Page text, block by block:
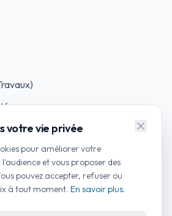
Rénov'
votre vie privée
pour améliorer votre
et vous proposer des
pouvez accepter, refuser ou
à tout moment. En savoir plus.